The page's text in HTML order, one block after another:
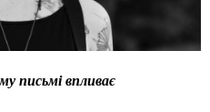
письмі впливає